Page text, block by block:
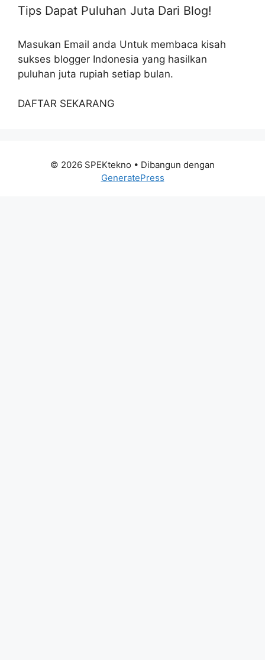
Tips Dapat Puluhan Juta Dari Blog!
Masukan Email anda Untuk membaca kisah
sukses blogger Indonesia yang hasilkan
puluhan juta rupiah setiap bulan.
DAFTAR SEKARANG
© 2026 SPEKtekno • Dibangun dengan
GeneratePress